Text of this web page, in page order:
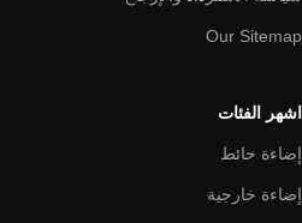
Our Sitemap
اشهر الفئات
إضاءة حائط
إضاءة خارجية